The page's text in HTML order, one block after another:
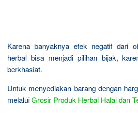
Karena banyaknya efek negatif dari
herbal bisa menjadi pilihan bijak,
berkhasiat.
Untuk menyediakan barang dengan
melaluiGrosir Produk Herbal Halal dan